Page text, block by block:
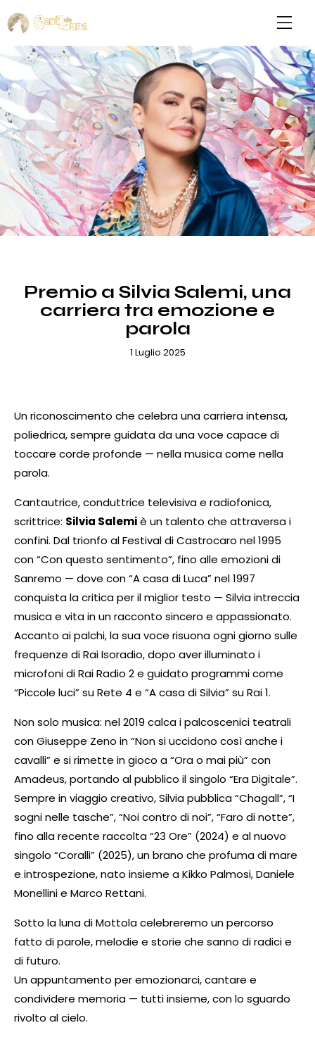
Premio a Silvia Salemi, una
carriera tra emozione e
parola
1 Luglio 2025
Un riconoscimento che celebra una carriera intensa,
poliedrica, sempre guidata da una voce capace di
toccare corde profonde — nella musica come nella
parola.
Cantautrice, conduttrice televisiva e radiofonica,
scrittrice: Silvia Salemiè un talento che attraversa i
confini. Dal trionfo al Festival di Castrocaro nel 1995
con “Con questo sentimento”, fino alle emozioni di
Sanremo — dove con “A casa di Luca” nel 1997
conquista la critica per il miglior testo — Silvia intreccia
musica e vita in un racconto sincero e appassionato.
Accanto ai palchi, la sua voce risuona ogni giorno sulle
frequenze di Rai Isoradio, dopo aver illuminato i
microfoni di Rai Radio 2 e guidato programmi come
“Piccole luci” su Rete 4 e “A casa di Silvia” su Rai 1.
Non solo musica: nel 2019 calca i palcoscenici teatrali
con Giuseppe Zeno in “Non si uccidono così anche i
cavalli” e si rimette in gioco a “Ora o mai più” con
Amadeus, portando al pubblico il singolo “Era Digitale”.
Sempre in viaggio creativo, Silvia pubblica “Chagall”, “I
sogni nelle tasche”, “Noi contro di noi”, “Faro di notte”,
fino alla recente raccolta “23 Ore” (2024) e al nuovo
singolo “Coralli” (2025), un brano che profuma di mare
e introspezione, nato insieme a Kikko Palmosi, Daniele
Monellini e Marco Rettani.
Sotto la luna di Mottola celebreremo un percorso
fatto di parole, melodie e storie che sanno di radici e
di futuro.
Un appuntamento per emozionarci, cantare e
condividere memoria — tutti insieme, con lo sguardo
rivolto al cielo.